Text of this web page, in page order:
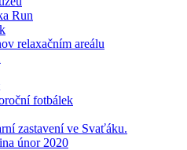
Run
relaxačním areálu
fotbálek
zastavení ve Svaťáku.
únor 2020